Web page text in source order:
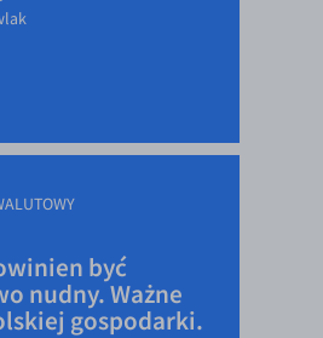
być
nudny. Ważne
gospodarki.